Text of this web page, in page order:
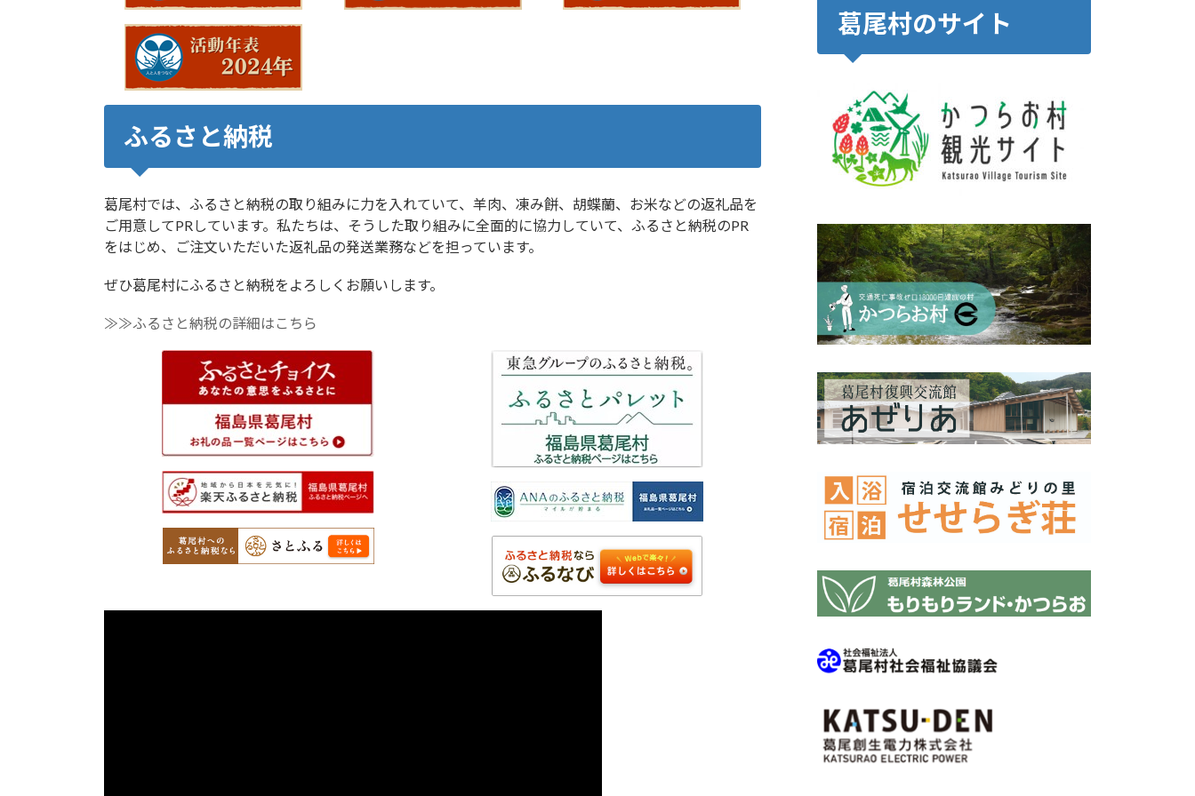
ふるさと納税
葛尾村では、ふるさと納税の取り組みに力を入れていて、羊肉、凍み餅、胡蝶蘭、お米などの返礼品を
ご用意してPRしています。私たちは、そうした取り組みに全面的に協力していて、ふるさと納税のPR
をはじめ、ご注文いただいた返礼品の発送業務などを担っています。
ぜひ葛尾村にふるさと納税をよろしくお願いします。
≫≫ふるさと納税の詳細はこちら
葛尾村のサイト